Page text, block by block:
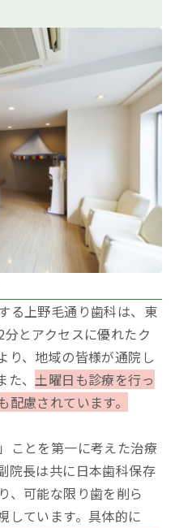
る上野毛通り歯科は、東
とアクセスに優れたク
り、地域の皆様が通院し
た、土曜日も診療を行っ
慮されています。
ことを第一に考えた治療
院長は共に日本歯科保存
、可能な限り歯を削ら
しています。具体的に